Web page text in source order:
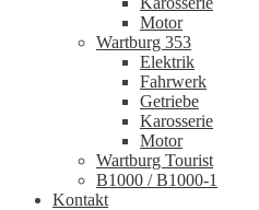
Motor
Wartburg 353
Elektrik
Fahrwerk
Getriebe
Karosserie
Motor
Wartburg Tourist
B1000 / B1000-1
Kontakt